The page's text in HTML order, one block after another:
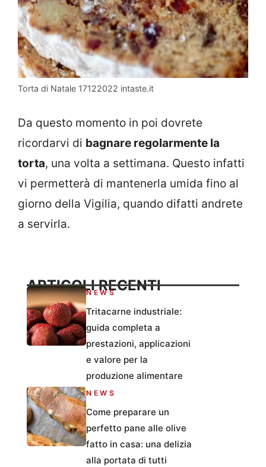
Torta di Natale 17122022 intaste.it
Da questo momento in poi dovrete
ricordarvi di bagnare regolarmente la
torta, una volta a settimana. Questo infatti
vi permetterà di mantenerla umida fino al
giorno della Vigilia, quando difatti andrete
a servirla.
ARTICOLI RECENTI
NEWS
Tritacarne industriale:
guida completa a
prestazioni, applicazioni
e valore per la
produzione alimentare
NEWS
Come preparare un
perfetto pane alle olive
fatto in casa: una delizia
alla portata di tutti